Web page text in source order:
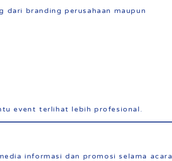
dari branding perusahaan maupun
event terlihat lebih profesional.
informasi dan promosi selama acara